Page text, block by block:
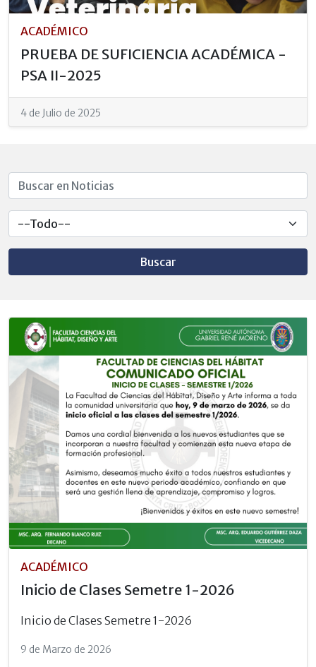
ACADÉMICO
PRUEBA DE SUFICIENCIA ACADÉMICA -
PSA II-2025
4 de Julio de 2025
Buscar
ACADÉMICO
Inicio de Clases Semetre 1-2026
Inicio de Clases Semetre 1-2026
9 de Marzo de 2026